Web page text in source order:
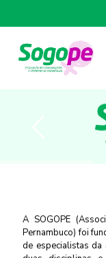
A SOGOPE
Pernambuco) foi
de especialistas da